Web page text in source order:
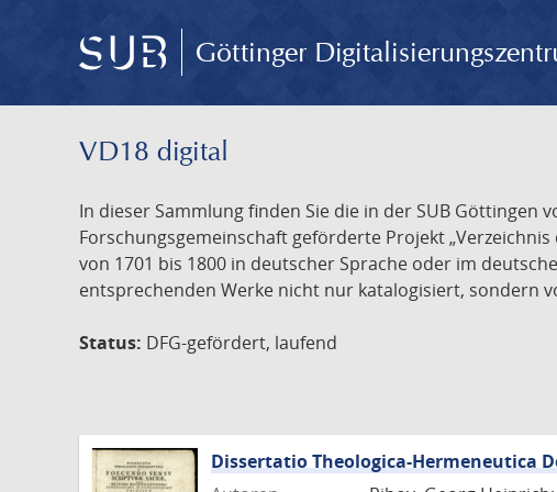
Göttinger
VD18 digital
In dieser Sammlung finden Sie die in der SUB
Forschungsgemeinschaft geförderte Projekt
von 1701 bis 1800 in deutscher Sprache oder im
entsprechenden Werke nicht nur katalogisiert, sondern
Status: DFG-gefördert, laufend
Dissertatio Theologica-Hermeneutica